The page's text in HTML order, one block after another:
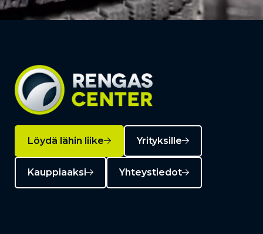
Löydä lähin liike Yrityksille
Kauppiaaksi Yhteystiedot